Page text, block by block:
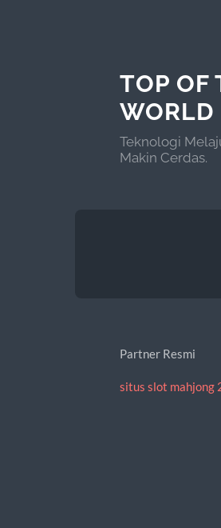
TOP OF
WORLD
Teknologi
Makin Cerdas.
Partner Resmi
situs slot mahjong